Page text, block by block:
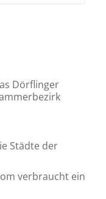
Dörflinger
Städte der
verbraucht ein